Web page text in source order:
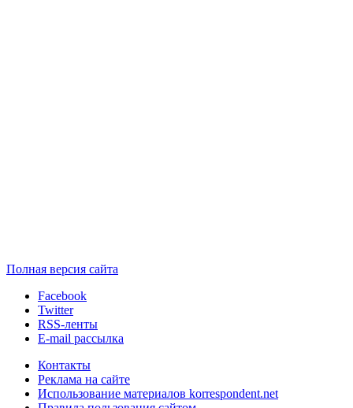
Полная версия сайта
Facebook
Twitter
RSS-ленты
E-mail рассылка
Контакты
Реклама на сайте
Использование материалов korrespondent.net